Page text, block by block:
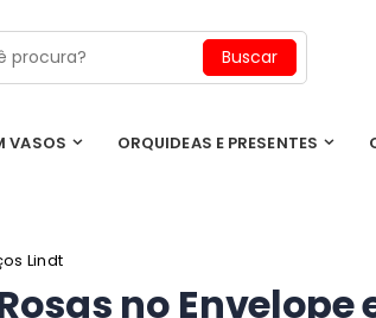
VASOS ORQUIDEAS E PRESENTES
Lindt
no Envelope